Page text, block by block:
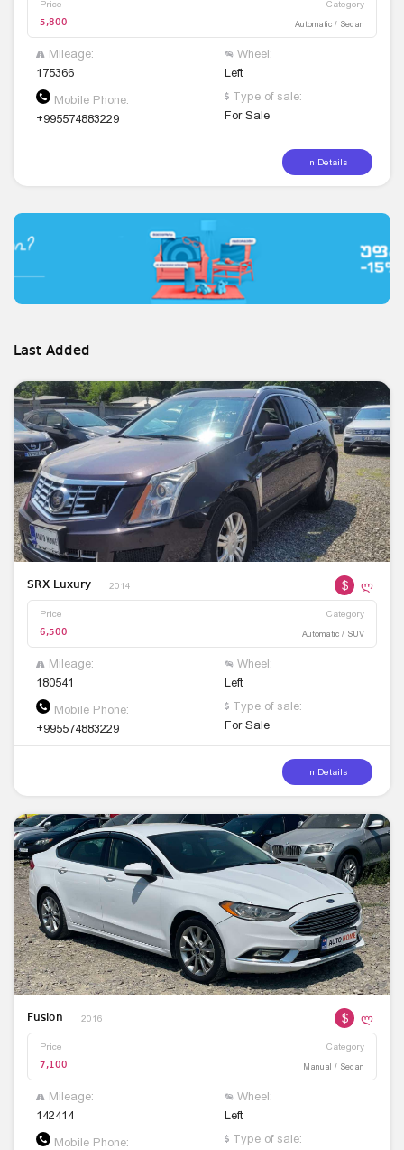
Price Category
5,800 Automatic / Sedan
Mileage:
175366
Wheel:
Left
Mobile Phone:
+995574883229
Type of sale:
For Sale
In Details
Last Added
SRX Luxury 2014 $ ლ
Price Category
6,500 Automatic / SUV
Mileage:
180541
Wheel:
Left
Mobile Phone:
+995574883229
Type of sale:
For Sale
In Details
Fusion 2016 $ ლ
Price Category
7,100 Manual / Sedan
Mileage:
142414
Wheel:
Left
Mobile Phone:
Type of sale: